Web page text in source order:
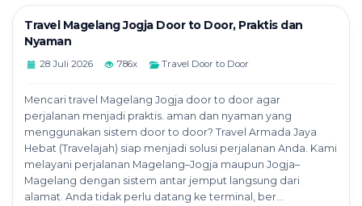
Travel Magelang Jogja Door to Door, Praktis dan
Nyaman
28 Juli 2026 786x Travel Door to Door
Mencari travel Magelang Jogja door to door agar
perjalanan menjadi praktis. aman dan nyaman yang
menggunakan sistem door to door? Travel Armada Jaya
Hebat (Travelajah) siap menjadi solusi perjalanan Anda. Kami
melayani perjalanan Magelang–Jogja maupun Jogja–
Magelang dengan sistem antar jemput langsung dari
alamat. Anda tidak perlu datang ke terminal, ber...